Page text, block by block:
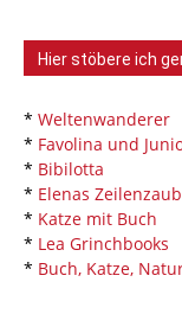
Hier stöbere ich
* Weltenwanderer
* Favolina und
* Bibilotta
* Elenas
* Katze mit Buch
* Lea Grinchbooks
* Buch, Katze,